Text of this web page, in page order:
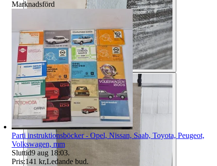
Marknadsförd
Parti instruktionsböcker - Opel, Nissan, Saab, Toyota, Peugeot,
Volkswagen, mm
Sluttid9 aug 18:03.
Pris:141 kr,Ledande bud.